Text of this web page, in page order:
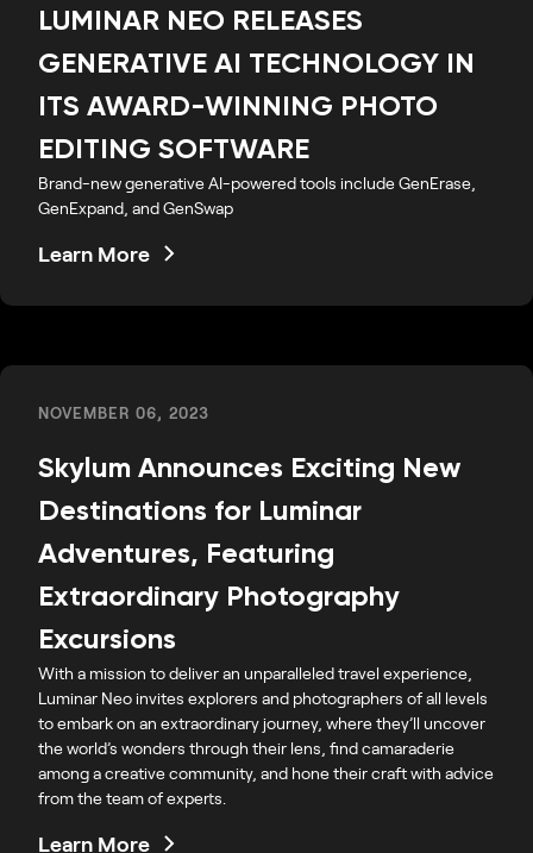
LUMINAR NEO RELEASES
GENERATIVE AI TECHNOLOGY IN
ITS AWARD-WINNING PHOTO
EDITING SOFTWARE
Brand-new generative AI-powered tools include GenErase,
GenExpand, and GenSwap
Learn More
NOVEMBER 06, 2023
Skylum Announces Exciting New
Destinations for Luminar
Adventures, Featuring
Extraordinary Photography
Excursions
With a mission to deliver an unparalleled travel experience,
Luminar Neo invites explorers and photographers of all levels
to embark on an extraordinary journey, where they’ll uncover
the world’s wonders through their lens, find camaraderie
among a creative community, and hone their craft with advice
from the team of experts.
Learn More